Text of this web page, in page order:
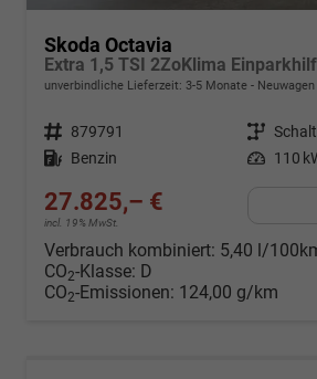
Skoda Octavia
unverbindliche Lieferzeit: 3-5 Monate
Fahrzeugnr. 879791 Getriebe
Kraftstoff Benzin Leistung 110
27.825,– €
incl. 19% MwSt.
Verbrauch kombiniert: 5,40 l/
CO2-Klasse: D
CO2-Emissionen: 124,00 g/km